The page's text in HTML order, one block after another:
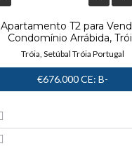
Apartamento T2 para
Condomínio Arrábida,
Tróia, Setúbal Tróia Portugal
€676.000CE: B-